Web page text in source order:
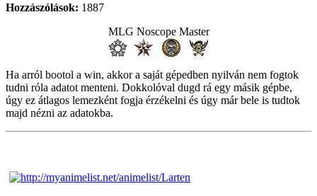
Hozzászólások: 1887
MLG Noscope Master
Ha arról bootol a win, akkor a saját gépedben nyilván nem fogtok
tudni róla adatot menteni. Dokkolóval dugd rá egy másik gépbe,
úgy ez átlagos lemezként fogja érzékelni és úgy már bele is tudtok
majd nézni az adatokba.